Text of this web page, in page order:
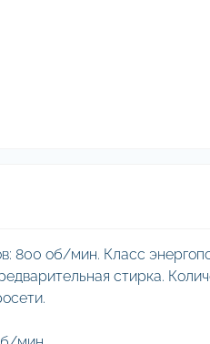
800 об/мин. Класс
стирка.